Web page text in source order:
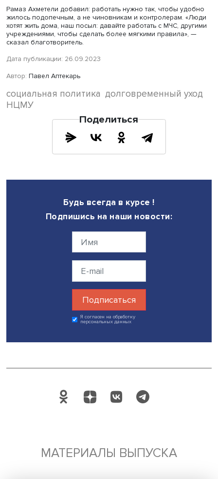
сейчас в возрасте около 90 лет полна сил и желания
интересно общается и проводит время со
Важно, чтобы учреждения для пожилых людей не
и больницей, уверен отец Симеон, а люди не
создания поселка для пожилых людей, имеющих
РПЦ. «Мы призваны помочь близким и заботиться о
чтобы старость была золотой порой передачи опыта и
перехода в вечность», — подытожил
Арий Оконишников рассказал о применении
объектов социального обслуживания граждан. Сейчас,
Нынешний вариант участия в ГЧП по строительству и
конкурентных преимуществ частным инвесторам по
сравнению с другими источниками вложений. Также
получения субсидий и одобрения проекта ГЧП
гарантии субъекта Федерации о содержании объекта
реализации проекта партнерства и его присоединения
инженерным сетям. Их отсутствие будет означать отказ
удовлетворении заявки. Нынешние механизмы
социальных объектов с использованием ГЧП требуют
совершенствования и создания новых инструментов, в
частности формирования рынка активов
инстанций, в частности МЧС, мешающие развитию
Рамаз Ахметели добавил: работать нужно так, чтобы
жилось подопечным, а не чиновникам и контролерам.
Дата публикации: 26.09.2023